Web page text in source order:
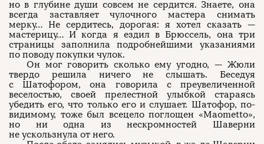
но в глубине души совсем не сердится. Знаете, она
всегда заставляет чулочного мастера снимать
мерку… Не сердитесь, дорогая: я хотел сказать —
мастерицу… И когда я ездил в Брюссель, она три
страницы заполнила подробнейшими указаниями
по поводу покупки чулок.
Он мог говорить сколько ему угодно, — Жюли
твердо решила ничего не слышать. Беседуя
с Шатофором, она говорила с преувеличенной
веселостью, своей прелестной улыбкой стараясь
убедить его, что только его и слушает. Шатофор, по-
видимому, тоже был всецело поглощен «Maometto»,
но ни одна из нескромностей Шаверни
не ускользнула от него.